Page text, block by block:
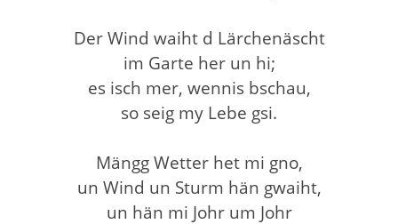
Der Wind waiht d Lärchenäscht
im Garte her un hi;
es isch mer, wennis bschau,
so seig my Lebe gsi.
Mängg Wetter het mi gno,
un Wind un Sturm hän gwaiht,
un hän mi Johr um Johr